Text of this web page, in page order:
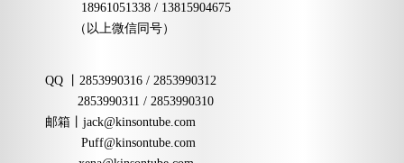
18961051338 / 13815904675
（以上微信同号）
QQ
2853990316 / 2853990312
2853990311 / 2853990310
邮箱
jack@kinsontube.com
Puff@kinsontube.com